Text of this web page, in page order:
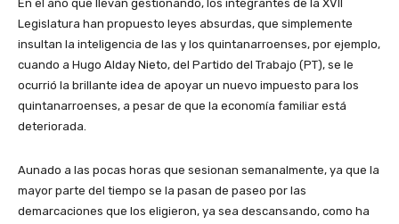
En el año que llevan gestionando, los integrantes de la XVII
Legislatura han propuesto leyes absurdas, que simplemente
insultan la inteligencia de las y los quintanarroenses, por ejemplo,
cuando a Hugo Alday Nieto, del Partido del Trabajo (PT), se le
ocurrió la brillante idea de apoyar un nuevo impuesto para los
quintanarroenses, a pesar de que la economía familiar está
deteriorada.
Aunado a las pocas horas que sesionan semanalmente, ya que la
mayor parte del tiempo se la pasan de paseo por las
demarcaciones que los eligieron, ya sea descansando, como ha